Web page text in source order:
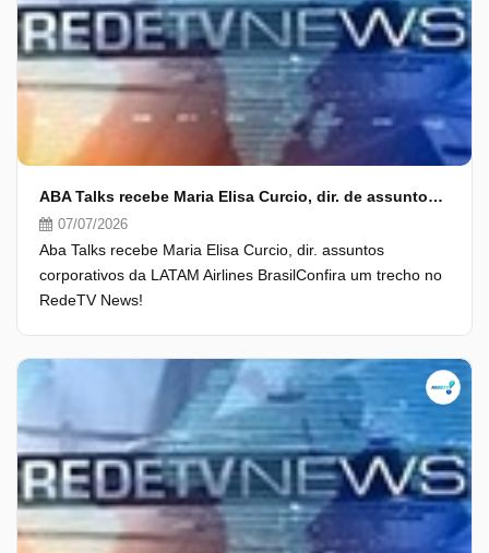
ABA Talks recebe Maria Elisa Curcio, dir. de assuntos corporativos da LATAM
07/07/2026
Aba Talks recebe Maria Elisa Curcio, dir. assuntos
corporativos da LATAM Airlines BrasilConfira um trecho no
RedeTV News!